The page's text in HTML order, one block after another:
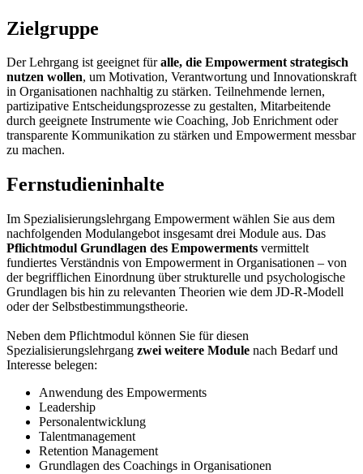
Zielgruppe
Der Lehrgang ist geeignet füralle, die Empowerment strategisch
nutzen wollen, um Motivation, Verantwortung und Innovationskraft
in Organisationen nachhaltig zu stärken. Teilnehmende lernen,
partizipative Entscheidungsprozesse zu gestalten, Mitarbeitende
durch geeignete Instrumente wie Coaching, Job Enrichment oder
transparente Kommunikation zu stärken und Empowerment messbar
zu machen.
Fernstudieninhalte
Im Spezialisierungslehrgang Empowerment wählen Sie aus dem
nachfolgenden Modulangebot insgesamt drei Module aus. Das
Pflichtmodul Grundlagen des Empowerments vermittelt
fundiertes Verständnis von Empowerment in Organisationen – von
der begrifflichen Einordnung über strukturelle und psychologische
Grundlagen bis hin zu relevanten Theorien wie dem JD-R-Modell
oder der Selbstbestimmungstheorie.
Neben dem Pflichtmodul können Sie für diesen
Spezialisierungslehrgang zwei weitere Module nach Bedarf und
Interesse belegen:
Anwendung des Empowerments
Leadership
Personalentwicklung
Talent­management
Retention Management
Grundlagen des Coachings in Organisationen